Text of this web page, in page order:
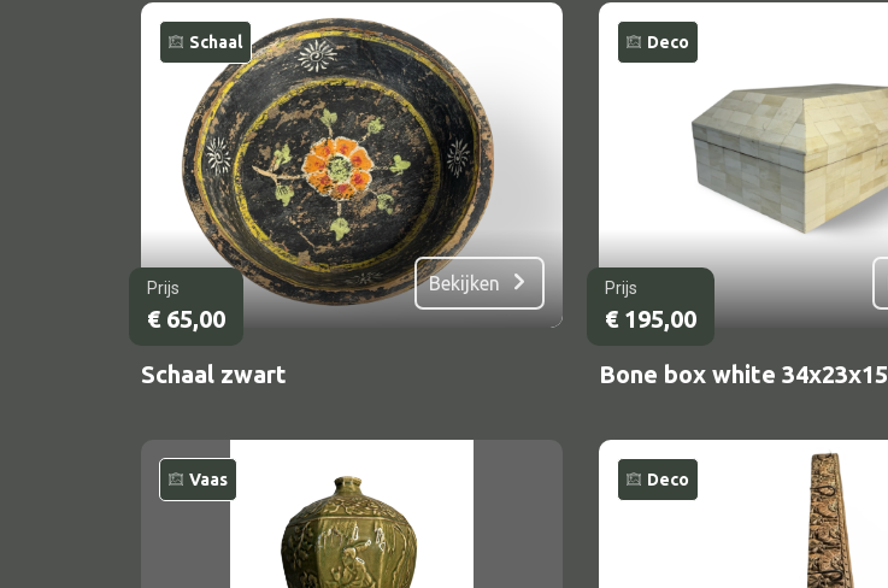
Schaal
Prijs
€65,00
Bekijken
Schaal zwart
Deco
Prijs
€195,00
Bone box white 34x23x15
Vaas Deco